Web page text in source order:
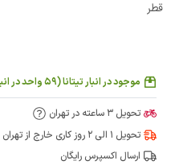
قطر
موجود در انبار تیتانا (59 واحد در انبار)
تحویل 3 ساعته در تهران
تحویل 1 الی 2 روز کاری خارج از تهران
ارسال اکسپرس رایگان